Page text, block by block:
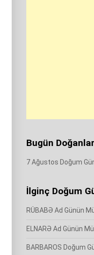
Bugün
7 Ağustos Doğum
İlginç Doğum
RÜBABƏ Ad Günün
ELNARƏ Ad Günün
BARBAROS Doğum